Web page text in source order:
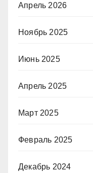
Апрель 2026
Ноябрь 2025
Июнь 2025
Апрель 2025
Март 2025
Февраль 2025
Декабрь 2024